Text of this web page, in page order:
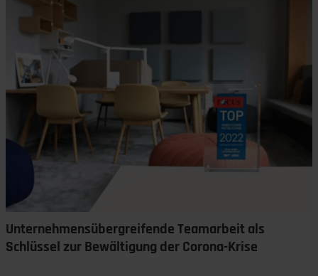
Unternehmensübergreifende Teamarbeit als
Schlüssel zur Bewältigung der Corona-Krise